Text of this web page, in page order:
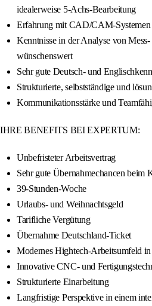
idealerweise 5-Achs-Bearbeitung
Erfahrung mit CAD/CAM-Systemen
Kenntnisse in der Analyse von Mess-
wünschenswert
Sehr gute Deutsch- und
Strukturierte, selbstständige und
Kommunikationsstärke und
IHRE BENEFITS BEI EXPERTUM:
Unbefristeter Arbeitsvertrag
Sehr gute Übernahmechancen beim
39-Stunden-Woche
Urlaubs- und Weihnachtsgeld
Tarifliche Vergütung
Übernahme Deutschland-Ticket
Modernes Hightech-Arbeitsumfeld
Innovative CNC- und
Strukturierte Einarbeitung
Langfristige Perspektive in einem